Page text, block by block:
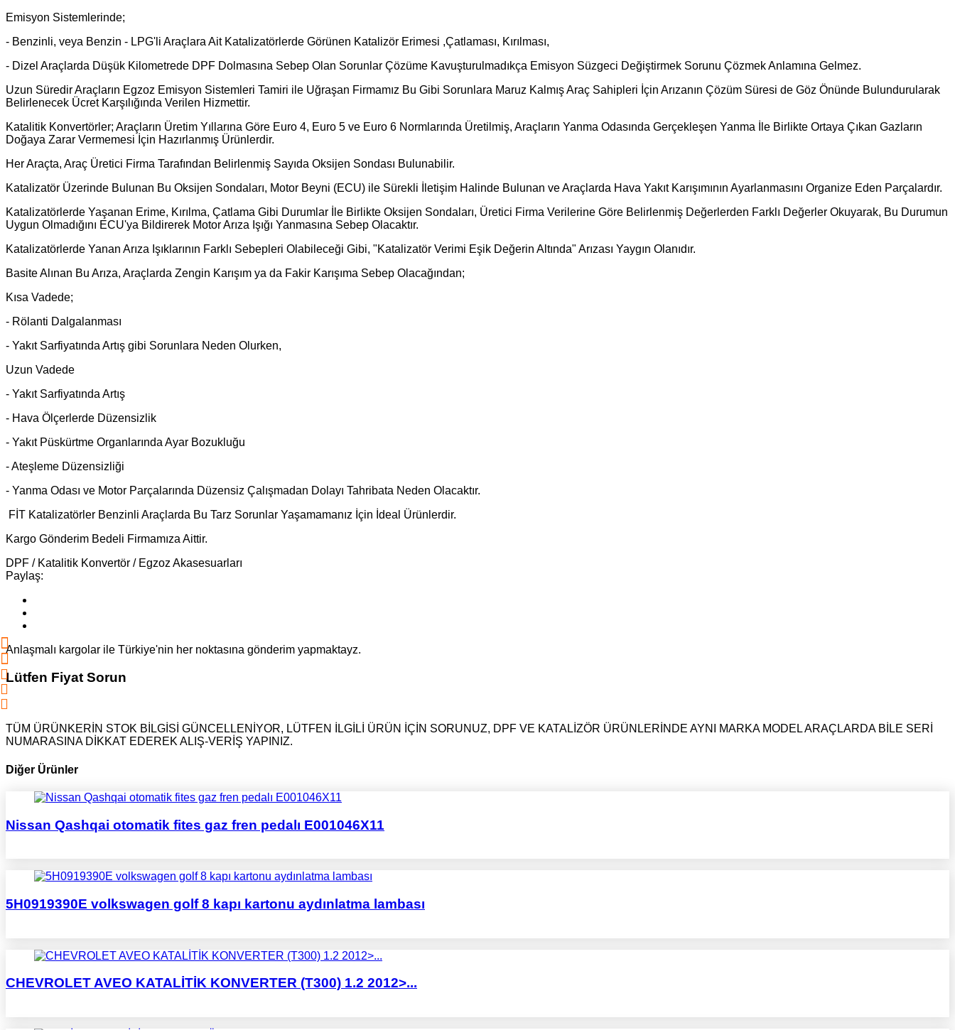
Emisyon Sistemlerinde;
- Benzinli, veya Benzin - LPG'li Araçlara Ait Katalizatörlerde Görünen Katalizör Erimesi ,Çatlaması, Kırılması,
- Dizel Araçlarda Düşük Kilometrede DPF Dolmasına Sebep Olan Sorunlar Çözüme Kavuşturulmadıkça Emisyon Süzgeci Değiştirmek Sorunu Çözmek Anlamına Gelmez.
Uzun Süredir Araçların Egzoz Emisyon Sistemleri Tamiri ile Uğraşan Firmamız Bu Gibi Sorunlara Maruz Kalmış Araç Sahipleri İçin Arızanın Çözüm Süresi de Göz Önünde Bulundurularak
Belirlenecek Ücret Karşılığında Verilen Hizmettir.
Katalitik Konvertörler; Araçların Üretim Yıllarına Göre Euro 4, Euro 5 ve Euro 6 Normlarında Üretilmiş, Araçların Yanma Odasında Gerçekleşen Yanma İle Birlikte Ortaya Çıkan Gazların
Doğaya Zarar Vermemesi İçin Hazırlanmış Ürünlerdir.
Her Araçta, Araç Üretici Firma Tarafından Belirlenmiş Sayıda Oksijen Sondası Bulunabilir.
Katalizatör Üzerinde Bulunan Bu Oksijen Sondaları, Motor Beyni (ECU) ile Sürekli İletişim Halinde Bulunan ve Araçlarda Hava Yakıt Karışımının Ayarlanmasını Organize Eden Parçalardır.
Katalizatörlerde Yaşanan Erime, Kırılma, Çatlama Gibi Durumlar İle Birlikte Oksijen Sondaları, Üretici Firma Verilerine Göre Belirlenmiş Değerlerden Farklı Değerler Okuyarak, Bu Durumun
Uygun Olmadığını ECU'ya Bildirerek Motor Arıza Işığı Yanmasına Sebep Olacaktır.
Katalizatörlerde Yanan Arıza Işıklarının Farklı Sebepleri Olabileceği Gibi, "Katalizatör Verimi Eşik Değerin Altında" Arızası Yaygın Olanıdır.
Basite Alınan Bu Arıza, Araçlarda Zengin Karışım ya da Fakir Karışıma Sebep Olacağından;
Kısa Vadede;
- Rölanti Dalgalanması
- Yakıt Sarfiyatında Artış gibi Sorunlara Neden Olurken,
Uzun Vadede
- Yakıt Sarfiyatında Artış
- Hava Ölçerlerde Düzensizlik
- Yakıt Püskürtme Organlarında Ayar Bozukluğu
- Ateşleme Düzensizliği
- Yanma Odası ve Motor Parçalarında Düzensiz Çalışmadan Dolayı Tahribata Neden Olacaktır.
FİT Katalizatörler Benzinli Araçlarda Bu Tarz Sorunlar Yaşamamanız İçin İdeal Ürünlerdir.
Kargo Gönderim Bedeli Firmamıza Aittir.
DPF / Katalitik Konvertör / Egzoz Akasesuarları
Paylaş:
Anlaşmalı kargolar ile Türkiye'nin her noktasına gönderim yapmaktayz.
Lütfen Fiyat Sorun
TÜM ÜRÜNKERİN STOK BİLGİSİ GÜNCELLENİYOR, LÜTFEN İLGİLİ ÜRÜN İÇİN SORUNUZ, DPF VE KATALİZÖR ÜRÜNLERİNDE AYNI MARKA MODEL ARAÇLARDA BİLE SERİ
NUMARASINA DİKKAT EDEREK ALIŞ-VERİŞ YAPINIZ.
Diğer Ürünler
Nissan Qashqai otomatik fites gaz fren pedalı E001046X11
5H0919390E volkswagen golf 8 kapı kartonu aydınlatma lambası
CHEVROLET AVEO KATALİTİK KONVERTER (T300) 1.2 2012>...